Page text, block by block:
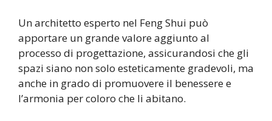
Un architetto esperto nel Feng Shui può
apportare un grande valore aggiunto al
processo di progettazione, assicurandosi che gli
spazi siano non solo esteticamente gradevoli, ma
anche in grado di promuovere il benessere e
l’armonia per coloro che li abitano.